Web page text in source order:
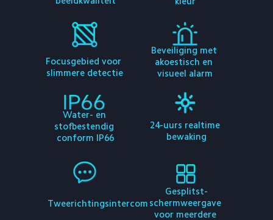
Focusgebied voor
slimmere detectie
Beveiliging met
akoestisch en
visueel alarm
24-uurs realtime
bewaking
Water- en
stofbestendig
conform IP66
Tweerichtingsintercom
Gesplitst-
schermweergave
voor meerdere